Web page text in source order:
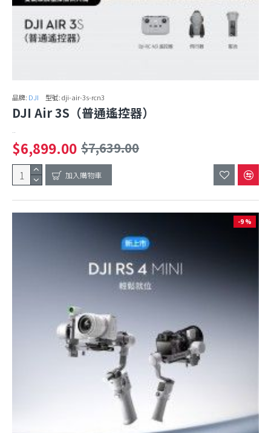
品牌: DJI 型號:dji-air-3s-rcn3
DJI Air 3S（普通遙控器）
..
$6,899.00 $7,639.00
加入購物車
-9 %